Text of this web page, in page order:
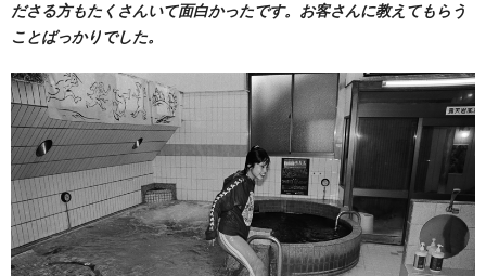
ださる方もたくさんいて面白かったです。お客さんに教えてもらう
ことばっかりでした。